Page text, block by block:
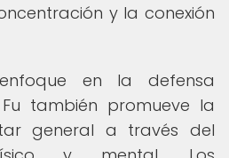
y la conexión
en la defensa
también promueve la
general a través del